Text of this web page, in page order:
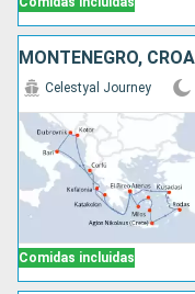
Comidas incluidas
Celestyal Journey